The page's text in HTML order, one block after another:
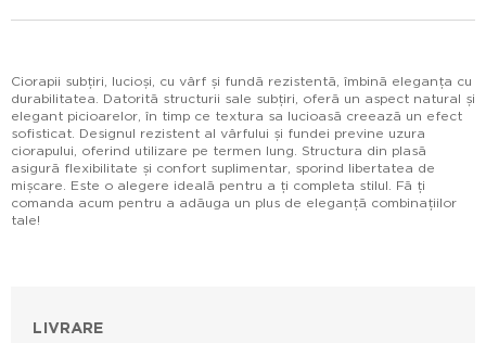
Ciorapii subțiri, lucioși, cu vârf și fundă rezistentă, îmbină eleganța cu
durabilitatea. Datorită structurii sale subțiri, oferă un aspect natural și
elegant picioarelor, în timp ce textura sa lucioasă creează un efect
sofisticat. Designul rezistent al vârfului și fundei previne uzura
ciorapului, oferind utilizare pe termen lung. Structura din plasă
asigură flexibilitate și confort suplimentar, sporind libertatea de
mișcare. Este o alegere ideală pentru a ți completa stilul. Fă ți
comanda acum pentru a adăuga un plus de eleganță combinațiilor
tale!
LIVRARE